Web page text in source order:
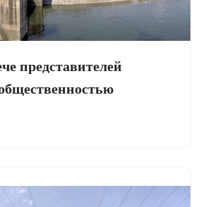
представителей